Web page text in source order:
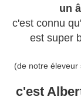
un
c'est connu
est super
(de notre
c'est